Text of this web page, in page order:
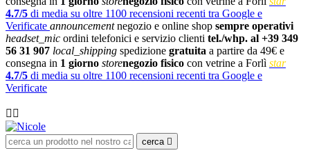
4.7/5 di media su oltre 1100 recensioni recenti tra Google e
Verificate announcementnegozio e online shop sempre operativi
headset_mic ordini telefonici e servizio clienti tel./whp. al +39 349
56 31 907 local_shipping spedizione gratuita a partire da 49€ e
consegna in 1 giorno storenegozio fisico con vetrine a Forlì star
4.7/5 di media su oltre 1100 recensioni recenti tra Google e
Verificate

cerca 